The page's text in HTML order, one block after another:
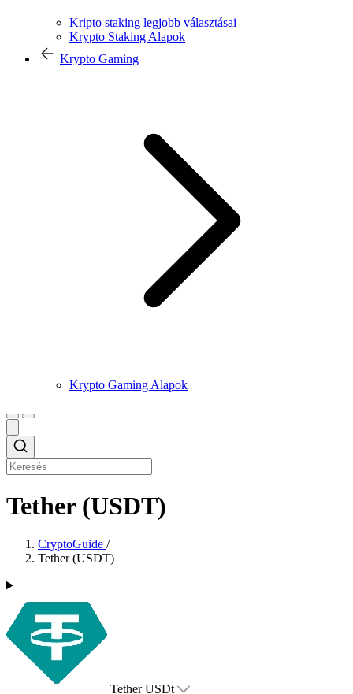
Kripto staking legjobb választásai
Krypto Staking Alapok
Krypto Gaming
Krypto Gaming Alapok
Tether (USDT)
CryptoGuide /
Tether (USDT)
Tether USDt